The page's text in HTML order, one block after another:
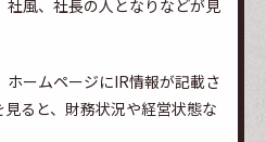
社風、社長の人となりなどが見
ホームページにIR情報が記載さ
ると、財務状況や経営状態な